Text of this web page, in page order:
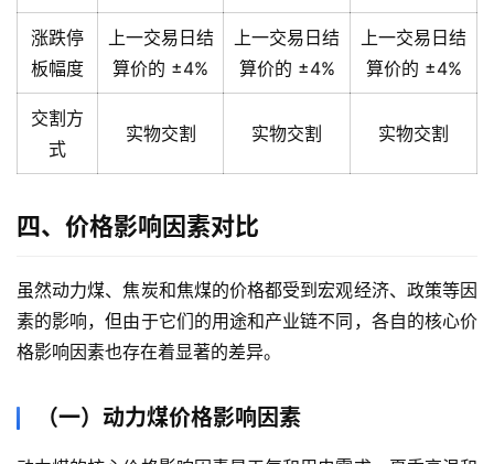
涨跌停
板幅度
上一交易日结
算价的 ±4%
上一交易日结
算价的 ±4%
上一交易日结
算价的 ±4%
交割方
式
实物交割 实物交割 实物交割
四、价格影响因素对比
虽然动力煤、焦炭和焦煤的价格都受到宏观经济、政策等因
素的影响，但由于它们的用途和产业链不同，各自的核心价
格影响因素也存在着显著的差异。
（一）动力煤价格影响因素